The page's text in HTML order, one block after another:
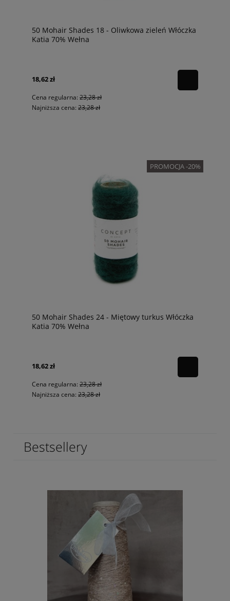
50 Mohair Shades 18 - Oliwkowa zieleń Włóczka
Katia 70% Wełna
18,62 zł
Cena regularna: 23,28 zł
Najniższa cena: 23,28 zł
PROMOCJA -20%
50 Mohair Shades 24 - Miętowy turkus Włóczka
Katia 70% Wełna
18,62 zł
Cena regularna: 23,28 zł
Najniższa cena: 23,28 zł
Bestsellery